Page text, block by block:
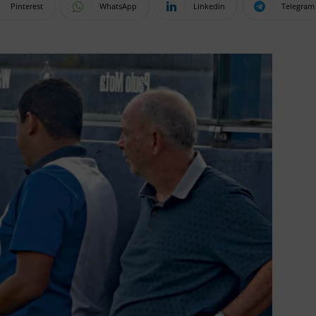
Pinterest WhatsApp Linkedin Telegram